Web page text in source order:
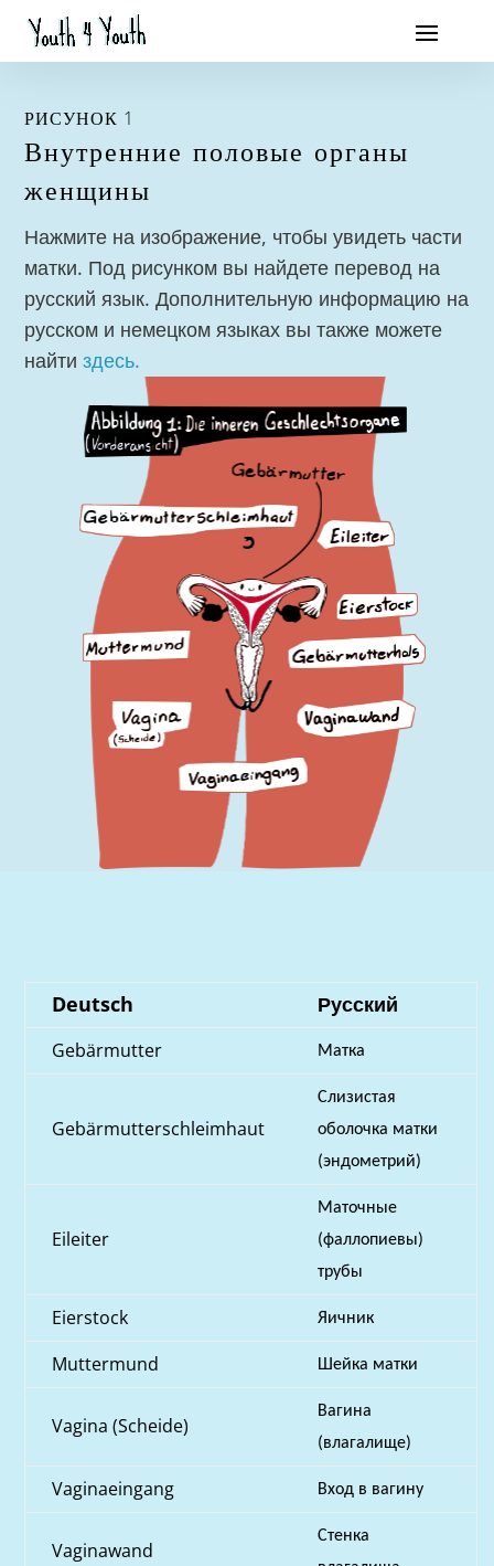
РИСУНОК 1
Внутренние половые органы
женщины
Нажмите на изображение, чтобы увидеть части
матки. Под рисунком вы найдете перевод на
русский язык. Дополнительную информацию на
русском и немецком языках вы также можете
найтиздесь.
Deutsch Русский
Gebärmutter Матка
Gebärmutterschleimhaut
Слизистая
оболочка матки
(эндометрий)
Eileiter
Маточные
(фаллопиевы)
трубы
Eierstock Яичник
Muttermund Шейка матки
Vagina (Scheide)
Вагина
(влагалище)
Vaginaeingang Вход в вагину
Vaginawand
Стенка